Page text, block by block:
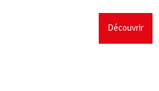
Découvrir